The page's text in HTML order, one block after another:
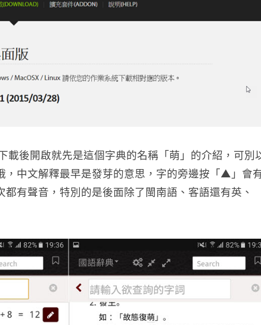
載後開啟就先是這個字典的名稱「萌」的介紹，可別
，中文解釋最早是發芽的意思，字的旁邊按「▲」會
有聲音，特別的是後面除了閩南語、客語還有英、